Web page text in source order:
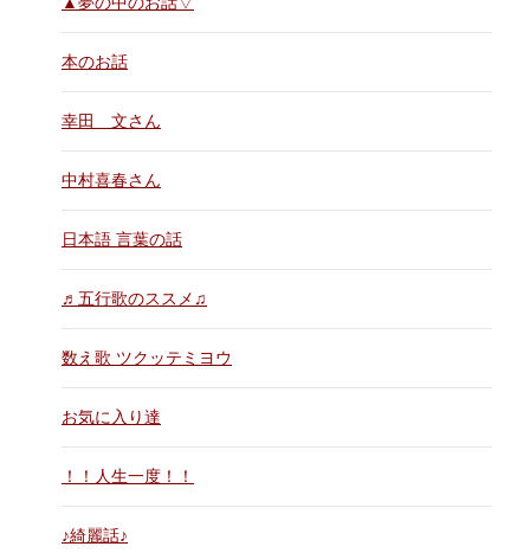
本のお話
幸田 文さん
中村喜春さん
日本語 言葉の話
♬五行歌のススメ♫
数え歌 ツクッテミヨウ
お気に入り達
！！人生一度！！
♪綺麗話♪